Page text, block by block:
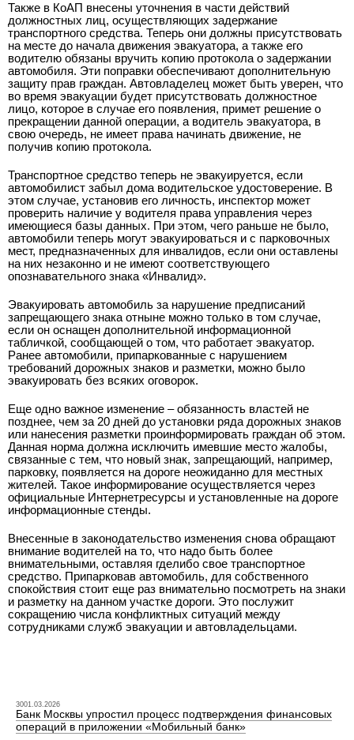
Также в КоАП внесены уточнения в части действий
должностных лиц, осуществляющих задержание
транспортного средства. Теперь они должны присутствовать
на месте до начала движения эвакуатора, а также его
водителю обязаны вручить копию протокола о задержании
автомобиля. Эти поправки обеспечивают дополнительную
защиту прав граждан. Автовладелец может быть уверен, что
во время эвакуации будет присутствовать должностное
лицо, которое в случае его появления, примет решение о
прекращении данной операции, а водитель эвакуатора, в
свою очередь, не имеет права начинать движение, не
получив копию протокола.
Транспортное средство теперь не эвакуируется, если
автомобилист забыл дома водительское удостоверение. В
этом случае, установив его личность, инспектор может
проверить наличие у водителя права управления через
имеющиеся базы данных. При этом, чего раньше не было,
автомобили теперь могут эвакуироваться и с парковочных
мест, предназначенных для инвалидов, если они оставлены
на них незаконно и не имеют соответствующего
опознавательного знака «Инвалид».
Эвакуировать автомобиль за нарушение предписаний
запрещающего знака отныне можно только в том случае,
если он оснащен дополнительной информационной
табличкой, сообщающей о том, что работает эвакуатор.
Ранее автомобили, припаркованные с нарушением
требований дорожных знаков и разметки, можно было
эвакуировать без всяких оговорок.
Еще одно важное изменение – обязанность властей не
позднее, чем за 20 дней до установки ряда дорожных знаков
или нанесения разметки проинформировать граждан об этом.
Данная норма должна исключить имевшие место жалобы,
связанные с тем, что новый знак, запрещающий, например,
парковку, появляется на дороге неожиданно для местных
жителей. Такое информирование осуществляется через
официальные Интернет­ресурсы и установленные на дороге
информационные стенды.
Внесенные в законодательство изменения снова обращают
внимание водителей на то, что надо быть более
внимательными, оставляя где­либо свое транспортное
средство. Припарковав автомобиль, для собственного
спокойствия стоит еще раз внимательно посмотреть на знаки
и разметку на данном участке дороги. Это послужит
сокращению числа конфликтных ситуаций между
сотрудниками служб эвакуации и автовладельцами.
3001.03.2026
Банк Москвы упростил процесс подтверждения финансовых
операций в приложении «Мобильный банк»